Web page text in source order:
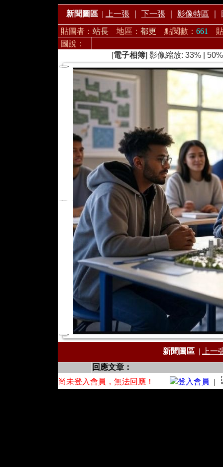
新聞圖區 | 上一張 下一張 影像特區
貼圖者： 站長 地區： 都更 點閱數： 661
圖說：
[電子相簿] 影像縮放: 33% 50%
新聞圖區 |
上一
回應文章：
尚未登入會員，無法回應！
登入會員 |